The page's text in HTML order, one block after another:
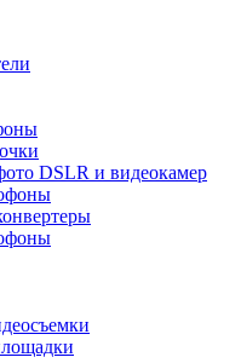
DSLR и видеокамер